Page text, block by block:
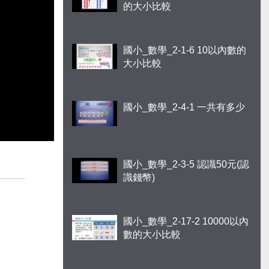
的大小比較
國小_數學_2-1-6 10以內數的
大小比較
國小_數學_2-4-1 一共有多少
國小_數學_2-3-5 認識50元(認
識錢幣)
國小_數學_2-17-2 10000以內
數的大小比較